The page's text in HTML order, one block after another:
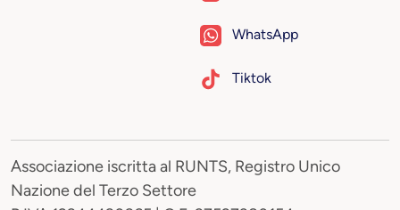
WhatsApp
Tiktok
Associazione iscritta al RUNTS, Registro Unico
Nazione del Terzo Settore